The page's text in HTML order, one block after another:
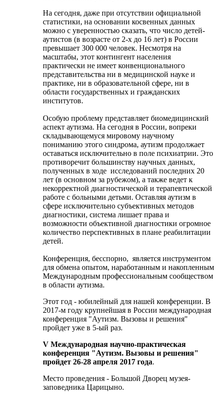
На сегодня, даже при отсутствии официальной
статистики, на основании косвенных данных
можно с уверенностью сказать, что число детей-
аутистов (в возрасте от 2-х до 16 лет) в России
превышает 300 000 человек. Несмотря на
масштабы, этот контингент населения
практически не имеет конвенционального
представительства ни в медицинской науке и
практике, ни в образовательной сфере, ни в
области государственных и гражданских
институтов.
Особую проблему представляет биомедицинский
аспект аутизма. На сегодня в России, вопреки
складывающемуся мировому научному
пониманию этого синдрома, аутизм продолжает
оставаться исключительно в поле психиатрии. Это
противоречит большинству научных данных,
полученных в ходе исследований последних 20
лет (в основном за рубежом), а также ведет к
некорректной диагностической и терапевтической
работе с больными детьми. Оставляя аутизм в
сфере исключительно субъективных методов
диагностики, система лишает права и
возможности объективной диагностики огромное
количество перспективных в плане реабилитации
детей.
Конференция, бесспорно, является инструментом
для обмена опытом, наработанным и накопленным
Международным профессиональным сообществом
в области аутизма.
Этот год - юбилейный для нашей конференции. В
2017-м году крупнейшая в России международная
конференция "Аутизм. Вызовы и решения"
пройдет уже в 5-ый раз.
V Международная научно-практическая
конференция "Аутизм. Вызовы и решения"
пройдет 26-28 апреля 2017 года.
Место проведения - Большой Дворец музея-
заповедника Царицыно.